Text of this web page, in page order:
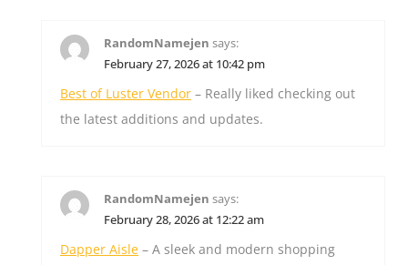
RandomNamejen says:
February 27, 2026 at 10:42 pm
Best of Luster Vendor – Really liked checking out
the latest additions and updates.
RandomNamejen says:
February 28, 2026 at 12:22 am
Dapper Aisle – A sleek and modern shopping